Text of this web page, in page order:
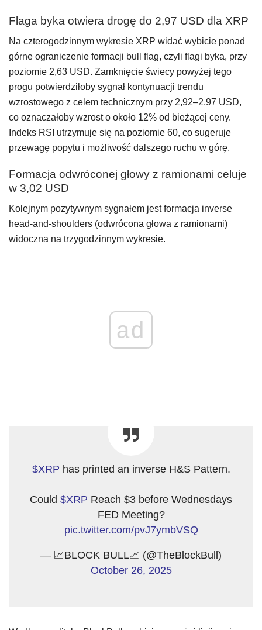
Flaga byka otwiera drogę do 2,97 USD dla XRP
Na czterogodzinnym wykresie XRP widać wybicie ponad
górne ograniczenie formacji bull flag, czyli flagi byka, przy
poziomie 2,63 USD. Zamknięcie świecy powyżej tego
progu potwierdziłoby sygnał kontynuacji trendu
wzrostowego z celem technicznym przy 2,92–2,97 USD,
co oznaczałoby wzrost o około 12% od bieżącej ceny.
Indeks RSI utrzymuje się na poziomie 60, co sugeruje
przewagę popytu i możliwość dalszego ruchu w górę.
Formacja odwróconej głowy z ramionami celuje
w 3,02 USD
Kolejnym pozytywnym sygnałem jest formacja inverse
head-and-shoulders (odwrócona głowa z ramionami)
widoczna na trzygodzinnym wykresie.
ad
$XRP has printed an inverse H&S Pattern.
Could $XRP Reach $3 before Wednesdays
FED Meeting?
pic.twitter.com/pvJ7ymbVSQ
— 📈BLOCK BULL📈 (@TheBlockBull)
October 26, 2025